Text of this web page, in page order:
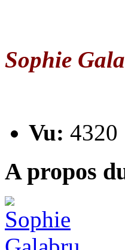
Sophie
Vu: 4320
A propos